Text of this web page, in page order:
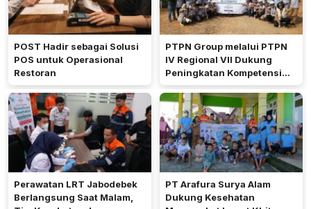
POST Hadir sebagai Solusi
POS untuk Operasional
Restoran
PTPN Group melalui PTPN
IV Regional VII Dukung
Peningkatan Kompetensi
Aparatur Perkebunan Lewat
Pelatihan Avenza Maps di
Way Kanan
Perawatan LRT Jabodebek
Berlangsung Saat Malam,
PT Arafura Surya Alam
Dukung Kesehatan